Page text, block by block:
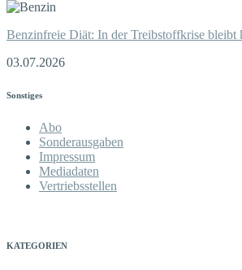
Benzinfreie Diät: In der Treibstoffkrise bleibt
03.07.2026
Sonstiges
Abo
Sonderausgaben
Impressum
Mediadaten
Vertriebsstellen
KATEGORIEN